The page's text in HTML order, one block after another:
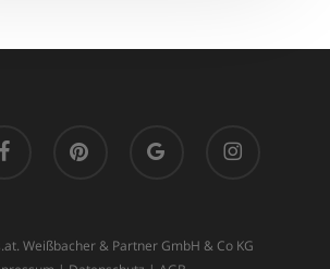
plus
Weißbacher & Partner GmbH & Co KG